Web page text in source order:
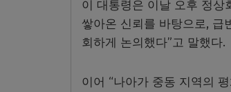
이 대통령은 이날 오후 정상
쌓아온 신뢰를 바탕으로, 급
회하게 논의했다”고 말했다.
이어 “나아가 중동 지역의